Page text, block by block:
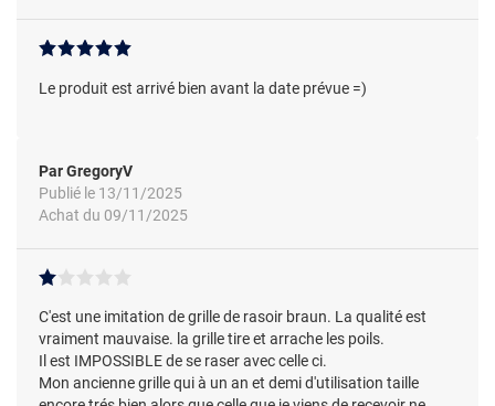
Le produit est arrivé bien avant la date prévue =)
Par GregoryV
Publié le 13/11/2025
Achat du 09/11/2025
C'est une imitation de grille de rasoir braun. La qualité est
vraiment mauvaise. la grille tire et arrache les poils.
Il est IMPOSSIBLE de se raser avec celle ci.
Mon ancienne grille qui à un an et demi d'utilisation taille